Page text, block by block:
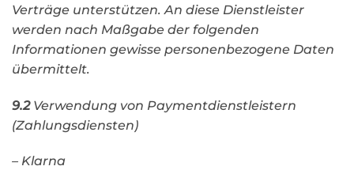
Verträge unterstützen. An diese Dienstleister
werden nach Maßgabe der folgenden
Informationen gewisse personenbezogene Daten
übermittelt.
9.2Verwendung von Paymentdienstleistern
(Zahlungsdiensten)
– Klarna